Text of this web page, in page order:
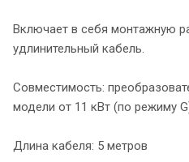
Включает в себя монтажную
удлинительный кабель.
Совместимость:
модели от 11 кВт (по режиму
Длина кабеля: 5 метров